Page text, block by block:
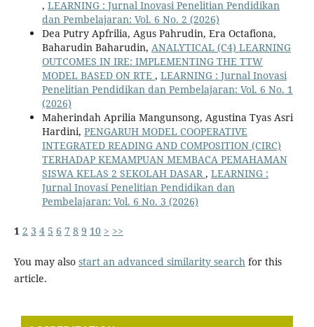
, LEARNING : Jurnal Inovasi Penelitian Pendidikan
dan Pembelajaran: Vol. 6 No. 2 (2026)
Dea Putry Apfrilia, Agus Pahrudin, Era Octafiona,
Baharudin Baharudin, ANALYTICAL (C4) LEARNING
OUTCOMES IN IRE: IMPLEMENTING THE TTW
MODEL BASED ON RTE , LEARNING : Jurnal Inovasi
Penelitian Pendidikan dan Pembelajaran: Vol. 6 No. 1
(2026)
Maherindah Aprilia Mangunsong, Agustina Tyas Asri
Hardini, PENGARUH MODEL COOPERATIVE
INTEGRATED READING AND COMPOSITION (CIRC)
TERHADAP KEMAMPUAN MEMBACA PEMAHAMAN
SISWA KELAS 2 SEKOLAH DASAR , LEARNING :
Jurnal Inovasi Penelitian Pendidikan dan
Pembelajaran: Vol. 6 No. 3 (2026)
1 2 3 4 5 6 7 8 9 10 > >>
You may also start an advanced similarity search for this
article.